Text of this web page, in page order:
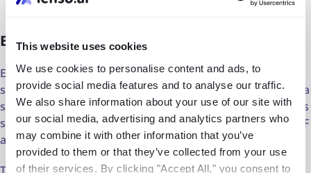
This website uses cookies
We use cookies to personalise content and ads, to
provide social media features and to analyse our traffic.
We also share information about your use of our site with
our social media, advertising and analytics partners who
may combine it with other information that you’ve
provided to them or that they’ve collected from your use
of their services. By clicking "Accept All," you consent to
En busca de la ubicación de una imagen
Esperamos que los consejos que proporcionamos hayan
sido útiles para encontrar el lugar que buscabas. Recuerda
siempre mantener tus imágenes seguras compartiéndolas
solo en plataformas confiables y eliminando los datos EXIF
antes de compartirlas con el mundo.